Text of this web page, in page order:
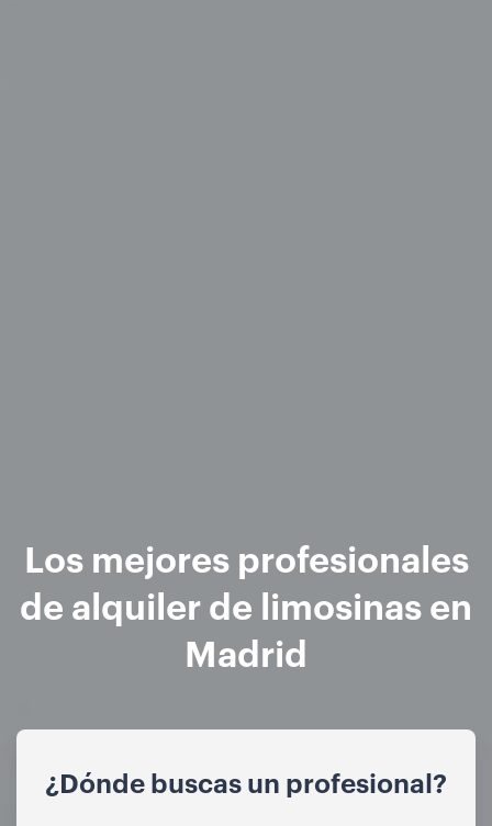
Los mejores profesionales
de alquiler de limosinas en
Madrid
¿Dónde buscas un profesional?